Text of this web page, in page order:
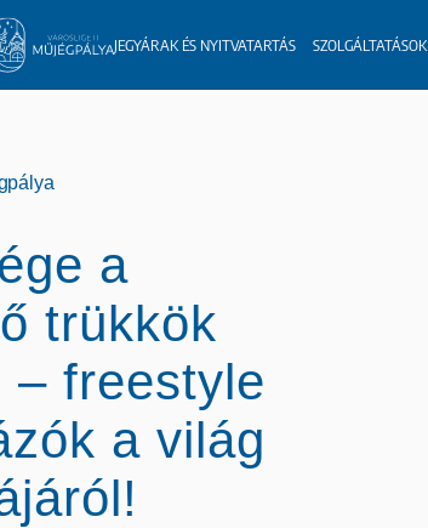
JEGYÁRAK ÉS NYITVATARTÁS SZOLGÁLTATÁSOK
a
trükkök
– freestyle
a világ